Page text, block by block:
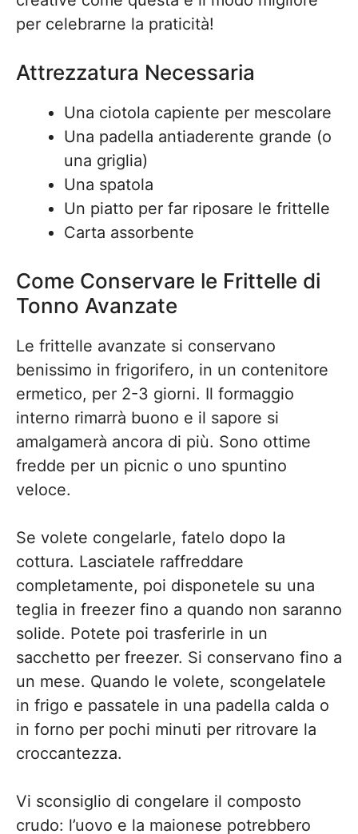
per celebrarne la praticità!
Attrezzatura Necessaria
Una ciotola capiente per mescolare
Una padella antiaderente grande (o
una griglia)
Una spatola
Un piatto per far riposare le frittelle
Carta assorbente
Come Conservare le Frittelle di
Tonno Avanzate
Le frittelle avanzate si conservano
benissimo in frigorifero, in un contenitore
ermetico, per 2-3 giorni. Il formaggio
interno rimarrà buono e il sapore si
amalgamerà ancora di più. Sono ottime
fredde per un picnic o uno spuntino
veloce.
Se volete congelarle, fatelo dopo la
cottura. Lasciatele raffreddare
completamente, poi disponetele su una
teglia in freezer fino a quando non saranno
solide. Potete poi trasferirle in un
sacchetto per freezer. Si conservano fino a
un mese. Quando le volete, scongelatele
in frigo e passatele in una padella calda o
in forno per pochi minuti per ritrovare la
croccantezza.
Vi sconsiglio di congelare il composto
crudo: l’uovo e la maionese potrebbero